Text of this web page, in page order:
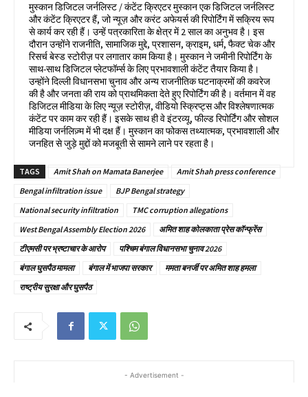
मुस्कान डिजिटल जर्नलिस्ट / कंटेंट क्रिएटर मुस्कान एक डिजिटल जर्नलिस्ट
और कंटेंट क्रिएटर हैं, जो न्यूज़ और करंट अफेयर्स की रिपोर्टिंग में सक्रिय रूप
से कार्य कर रही हैं। उन्हें पत्रकारिता के क्षेत्र में 2 साल का अनुभव है। इस
दौरान उन्होंने राजनीति, सामाजिक मुद्दे, प्रशासन, क्राइम, धर्म, फैक्ट चेक और
रिसर्च बेस्ड स्टोरीज़ पर लगातार काम किया है। मुस्कान ने जमीनी रिपोर्टिंग के
साथ-साथ डिजिटल प्लेटफॉर्म्स के लिए प्रभावशाली कंटेंट तैयार किया है।
उन्होंने दिल्ली विधानसभा चुनाव और अन्य राजनीतिक घटनाक्रमों की कवरेज
की है और जनता की राय को प्राथमिकता देते हुए रिपोर्टिंग की है। वर्तमान में वह
डिजिटल मीडिया के लिए न्यूज़ स्टोरीज़, वीडियो स्क्रिप्ट्स और विश्लेषणात्मक
कंटेंट पर काम कर रही हैं। इसके साथ ही वे इंटरव्यू, फील्ड रिपोर्टिंग और सोशल
मीडिया जर्नलिज़्म में भी दक्ष हैं। मुस्कान का फोकस तथ्यात्मक, प्रभावशाली और
जनहित से जुड़े मुद्दों को मजबूती से सामने लाने पर रहता है।
TAGS Amit Shah on Mamata Banerjee
Amit Shah press conference
Bengal infiltration issue
BJP Bengal strategy
National security infiltration
TMC corruption allegations
West Bengal Assembly Election 2026
अमित शाह कोलकाता प्रेस कॉन्फ्रेंस
टीएमसी पर भ्रष्टाचार के आरोप
पश्चिम बंगाल विधानसभा चुनाव 2026
बंगाल घुसपैठ मामला
बंगाल में भाजपा सरकार
ममता बनर्जी पर अमित शाह हमला
राष्ट्रीय सुरक्षा और घुसपैठ
- Advertisement -